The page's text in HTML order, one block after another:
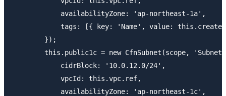
            availabilityZone: 'ap-northeast-1a',
tags: [{ key: 'Name', value:
        });
this.public1c = new CfnSubnet(scope,
            cidrBlock: '10.0.12.0/24',
            vpcId: this.vpc.ref,
            availabilityZone: 'ap-northeast-1c',